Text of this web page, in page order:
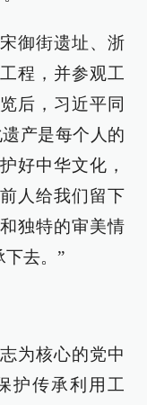
御街遗址、浙
程，并参观工
后，习近平同
产是每个人的
好中华文化，
人给我们留下
独特的审美情
下去。”
为核心的党中
护传承利用工